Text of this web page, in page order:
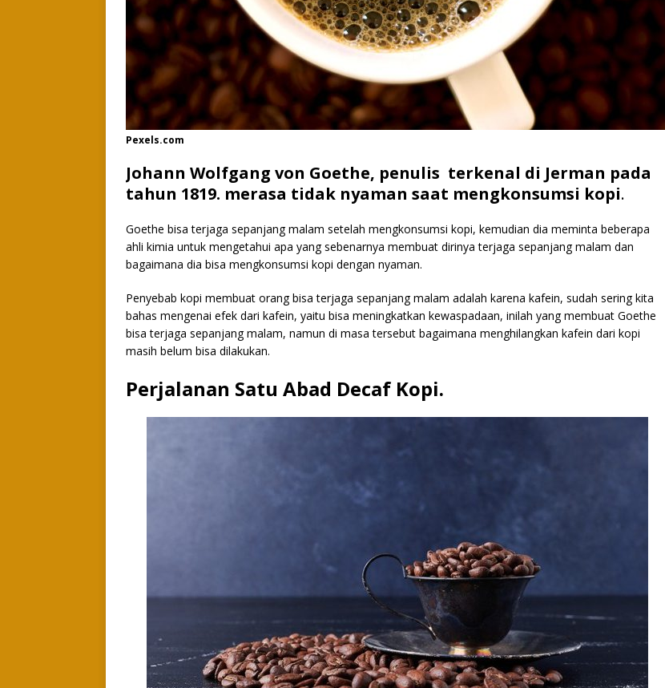
Pexels.com
Johann Wolfgang von Goethe, penulis terkenal di Jerman pada
tahun 1819. merasa tidak nyaman saat mengkonsumsi kopi.
Goethe bisa terjaga sepanjang malam setelah mengkonsumsi kopi, kemudian dia meminta beberapa
ahli kimia untuk mengetahui apa yang sebenarnya membuat dirinya terjaga sepanjang malam dan
bagaimana dia bisa mengkonsumsi kopi dengan nyaman.
Penyebab kopi membuat orang bisa terjaga sepanjang malam adalah karena kafein, sudah sering kita
bahas mengenai efek dari kafein, yaitu bisa meningkatkan kewaspadaan, inilah yang membuat Goethe
bisa terjaga sepanjang malam, namun di masa tersebut bagaimana menghilangkan kafein dari kopi
masih belum bisa dilakukan.
Perjalanan Satu Abad Decaf Kopi.